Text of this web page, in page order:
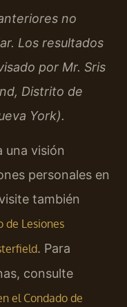
no
Los resultados
por Mr. Sris
Distrito de
York).
una visión
personales en
también
de Lesiones
. Para
consulte
el Condado de